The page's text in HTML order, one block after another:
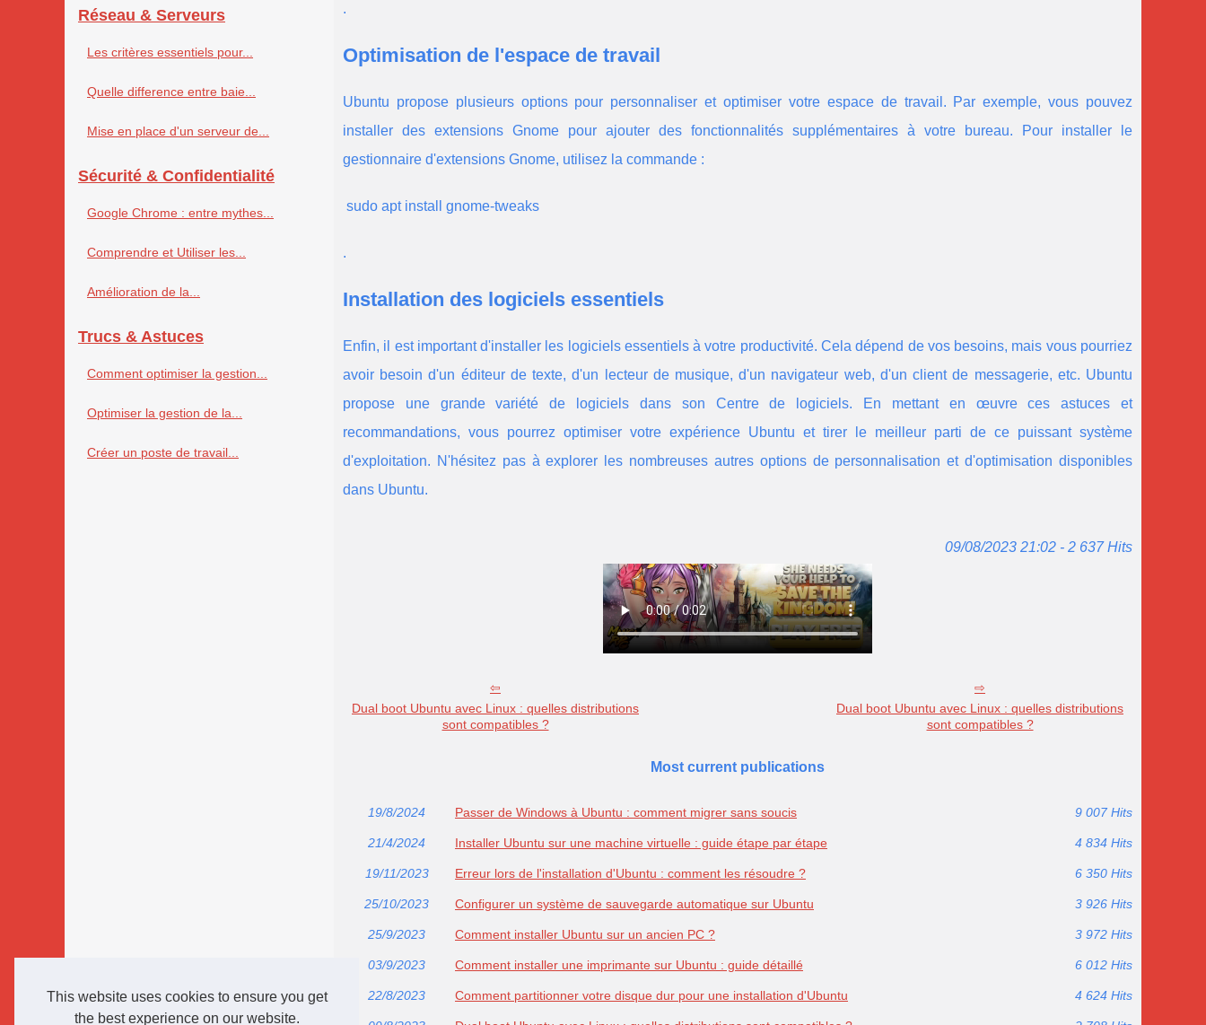
This website uses cookies to ensure you get
the best experience on our website.
.
Optimisation de l'espace de travail
Ubuntu propose plusieurs options pour personnaliser et optimiser votre espace de travail. Par exemple, vous pouvez
installer des extensions Gnome pour ajouter des fonctionnalités supplémentaires à votre bureau. Pour installer le
gestionnaire d'extensions Gnome, utilisez la commande :
sudo apt install gnome-tweaks
.
Installation des logiciels essentiels
Enfin, il est important d'installer les logiciels essentiels à votre productivité. Cela dépend de vos besoins, mais vous pourriez
avoir besoin d'un éditeur de texte, d'un lecteur de musique, d'un navigateur web, d'un client de messagerie, etc. Ubuntu
propose une grande variété de logiciels dans son Centre de logiciels. En mettant en œuvre ces astuces et
recommandations, vous pourrez optimiser votre expérience Ubuntu et tirer le meilleur parti de ce puissant système
d'exploitation. N'hésitez pas à explorer les nombreuses autres options de personnalisation et d'optimisation disponibles
dans Ubuntu.
09/08/2023 21:02 - 2 637 Hits
Dual boot Ubuntu avec Linux : quelles distributions
sont compatibles ?
Dual boot Ubuntu avec Linux : quelles distributions
sont compatibles ?
Most current publications
19/8/2024 Passer de Windows à Ubuntu : comment migrer sans soucis 9 007 Hits
21/4/2024 Installer Ubuntu sur une machine virtuelle : guide étape par étape 4 834 Hits
19/11/2023 Erreur lors de l'installation d'Ubuntu : comment les résoudre ? 6 350 Hits
25/10/2023 Configurer un système de sauvegarde automatique sur Ubuntu 3 926 Hits
25/9/2023 Comment installer Ubuntu sur un ancien PC ? 3 972 Hits
03/9/2023 Comment installer une imprimante sur Ubuntu : guide détaillé 6 012 Hits
22/8/2023 Comment partitionner votre disque dur pour une installation d'Ubuntu 4 624 Hits
Réseau & Serveurs
Les critères essentiels pour...
Quelle difference entre baie...
Mise en place d'un serveur de...
Sécurité & Confidentialité
Google Chrome : entre mythes...
Comprendre et Utiliser les...
Amélioration de la...
Trucs & Astuces
Comment optimiser la gestion...
Optimiser la gestion de la...
Créer un poste de travail...